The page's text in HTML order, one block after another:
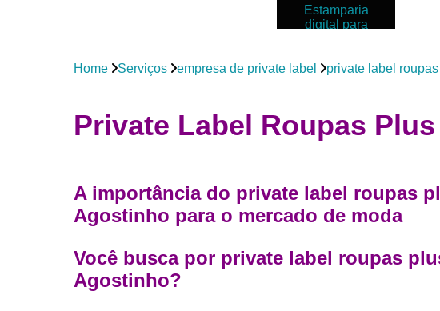
Estamparia
digital para
Estamparias
camiseta
para roupas
Private labels
Home Serviços empresa de private label private label roupas
Private Label Roupas
A importância do private label roupas
Agostinho para o mercado de moda
Você busca por private label roupas
Agostinho?